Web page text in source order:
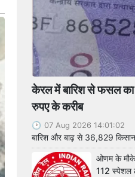
केरल में बारिश से फसल
रुपए के करीब
07 Aug 2026 14:01:02
बारिश और बाढ़ से 36,829 किसान
ओणम के मौके
112 स्पेशल